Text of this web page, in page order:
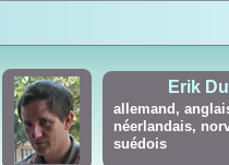
Erik
allemand,
néerlandais,
suédois